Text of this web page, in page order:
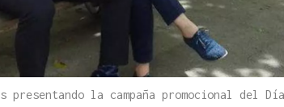
la campaña promocional del